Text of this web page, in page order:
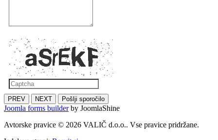
PREV NEXT Pošlji sporočilo
Joomla forms builderby JoomlaShine
Avtorske pravice © 2026 VALIČ d.o.o.. Vse pravice pridržane.